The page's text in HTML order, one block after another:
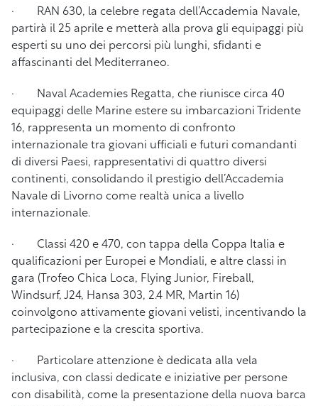
· RAN 630, la celebre regata dell’Accademia Navale,
partirà il 25 aprile e metterà alla prova gli equipaggi più
esperti su uno dei percorsi più lunghi, sfidanti e
affascinanti del Mediterraneo.
· Naval Academies Regatta, che riunisce circa 40
equipaggi delle Marine estere su imbarcazioni Tridente
16, rappresenta un momento di confronto
internazionale tra giovani ufficiali e futuri comandanti
di diversi Paesi, rappresentativi di quattro diversi
continenti, consolidando il prestigio dell’Accademia
Navale di Livorno come realtà unica a livello
internazionale.
· Classi 420 e 470, con tappa della Coppa Italia e
qualificazioni per Europei e Mondiali, e altre classi in
gara (Trofeo Chica Loca, Flying Junior, Fireball,
Windsurf, J24, Hansa 303, 2.4 MR, Martin 16)
coinvolgono attivamente giovani velisti, incentivando la
partecipazione e la crescita sportiva.
· Particolare attenzione è dedicata alla vela
inclusiva, con classi dedicate e iniziative per persone
con disabilità, come la presentazione della nuova barca